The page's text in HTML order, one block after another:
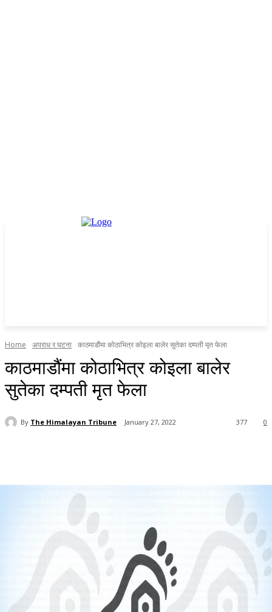
Home अपराध र घटना काठमाडौंमा कोठाभित्र कोइला बालेर सुतेका दम्पती मृत फेला
काठमाडौंमा कोठाभित्र कोइला बालेर
सुतेका दम्पती मृत फेला
By The Himalayan Tribune January 27, 2022 0
377